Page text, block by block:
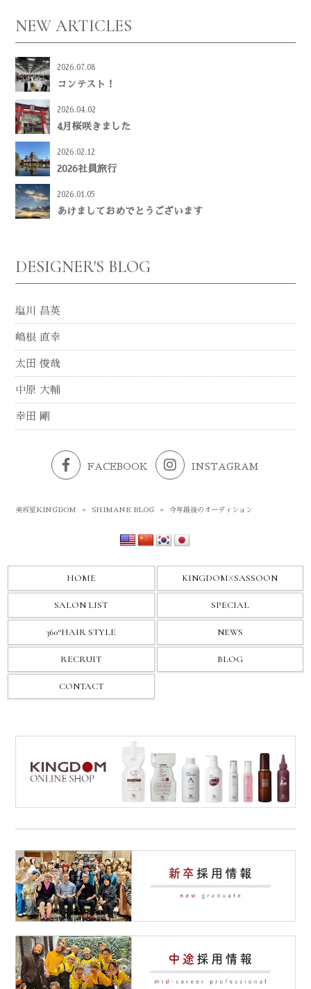
NEW ARTICLES
2026.07.08
コンテスト！
2026.04.02
4月桜咲きました
2026.02.12
2026社員旅行
2026.01.05
あけましておめでとうございます
DESIGNER'S BLOG
塩川 昌英
嶋根 直幸
太田 俊哉
中原 大輔
幸田 剛
FACEBOOK INSTAGRAM
美容室KINGDOM » SHIMANE BLOG » 今年最後のオーディション
HOME KINGDOMXSASSOON
SALON LIST SPECIAL
360°HAIR STYLE NEWS
RECRUIT BLOG
CONTACT